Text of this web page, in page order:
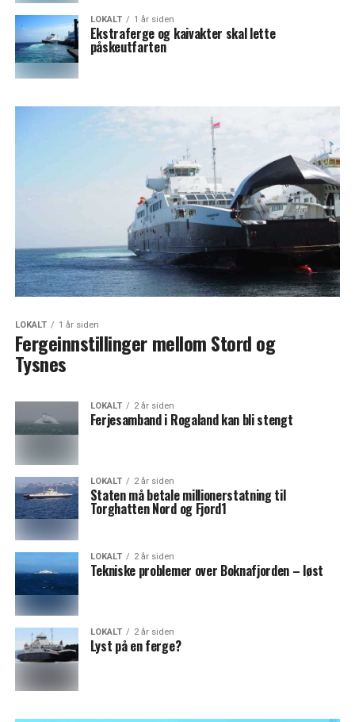
LOKALT 1 år siden
Ekstraferge og kaivakter skal lette
påskeutfarten
LOKALT 1 år siden
Fergeinnstillinger mellom Stord og
Tysnes
LOKALT 2 år siden
Ferjesamband i Rogaland kan bli stengt
LOKALT 2 år siden
Staten må betale millionerstatning til
Torghatten Nord og Fjord1
LOKALT 2 år siden
Tekniske problemer over Boknafjorden – løst
LOKALT 2 år siden
Lyst på en ferge?